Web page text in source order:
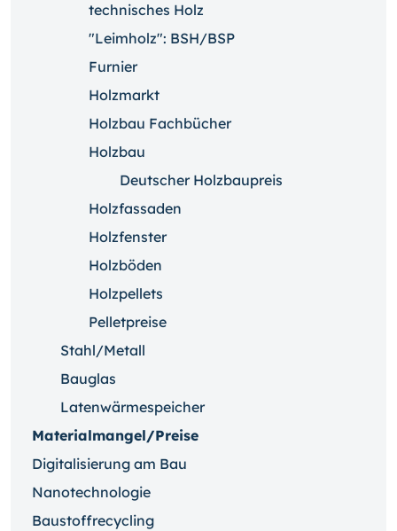
technisches Holz
"Leimholz": BSH/BSP
Furnier
Holzmarkt
Holzbau Fachbücher
Holzbau
Deutscher Holzbaupreis
Holzfassaden
Holzfenster
Holzböden
Holzpellets
Pelletpreise
Stahl/Metall
Bauglas
Latenwärmespeicher
Materialmangel/Preise
Digitalisierung am Bau
Nanotechnologie
Baustoffrecycling